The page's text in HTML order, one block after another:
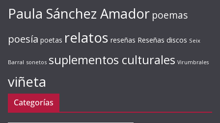
Paula Sánchez Amador poemas
poesía poetas relatos reseñas Reseñas discos Seix
Barral sonetos suplementos culturales Virumbrales
viñeta
Categorías